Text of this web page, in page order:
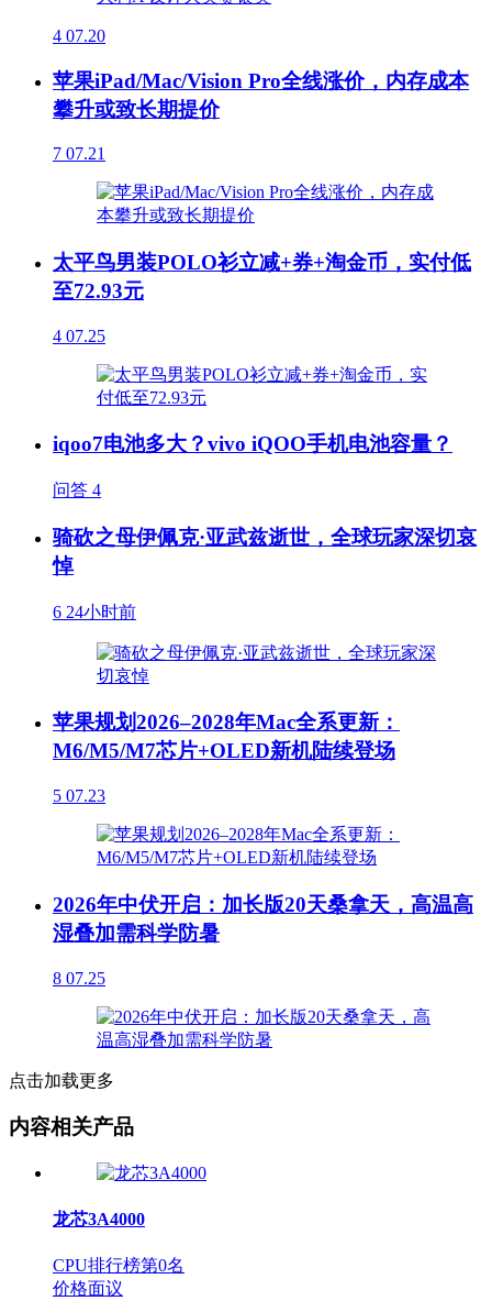
4 07.20
苹果iPad/Mac/Vision Pro全线涨价，内存成本
攀升或致长期提价
7 07.21
太平鸟男装POLO衫立减+券+淘金币，实付低
至72.93元
4 07.25
iqoo7电池多大？vivo iQOO手机电池容量？
问答 4
骑砍之母伊佩克·亚武兹逝世，全球玩家深切哀
悼
6 24小时前
苹果规划2026–2028年Mac全系更新：
M6/M5/M7芯片+OLED新机陆续登场
5 07.23
2026年中伏开启：加长版20天桑拿天，高温高
湿叠加需科学防暑
8 07.25
点击加载更多
内容相关产品
龙芯3A4000
CPU排行榜第0名
价格面议